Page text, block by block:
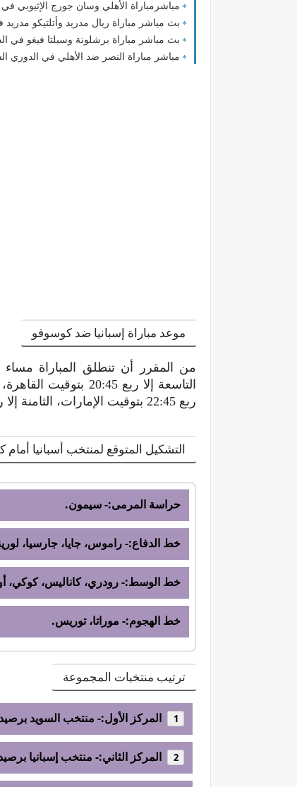
مباشرمباراة الأهلي وسان جورج الإثيوبي في
بث مياشر مباراة ريال مدريد وأتلتيكو مدريد في
بث مباشر مباراة برشلونة وسيلتا فيغو في
مباشر مباراة النصر ضد الأهلي في الدوري
موعد مباراة إسبانيا ضد كوسوفو
ربع 22:45 بتوقيت الإمارات، الثامنة إلا ربع بتوقيت الجزائر.
التشكيل المتوقع لمنتخب أسبانيا
حراسة المرمى:- سيمون.
خط الدفاع:- راموس، جايا، جارسيا،
خط الوسط:- رودري، كاناليس، كوكي،
خط الهجوم:- موراتا، توريس.
ترتيب منتخبات المجموعة
المركز الأول:- منتخب السويد برصيد 6 نقاط.
المركز الثاني:- منتخب إسبانيا برصيد 4